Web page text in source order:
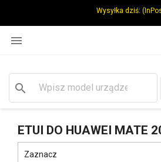
Wysyłka dziś:

search
ETUI DO HUAWEI MATE
Zaznacz